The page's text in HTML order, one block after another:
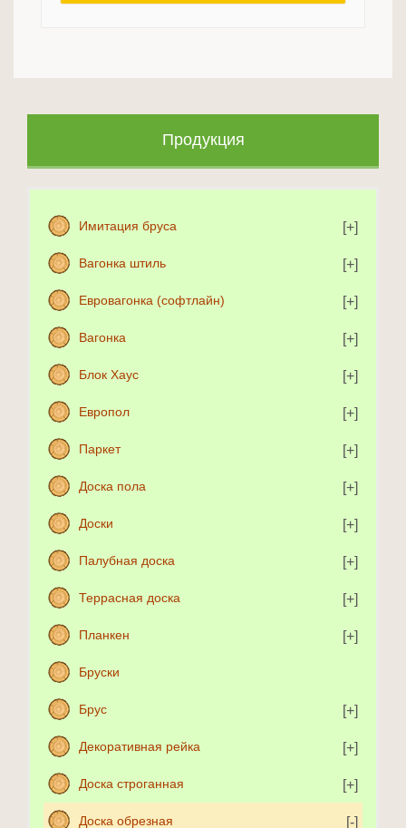
Продукция
Имитация бруса
Вагонка штиль
Евровагонка (софтлайн)
Вагонка
Блок Хаус
Европол
Паркет
Доска пола
Доски
Палубная доска
Террасная доска
Планкен
Бруски
Брус
Декоративная рейка
Доска строганная
Доска обрезная